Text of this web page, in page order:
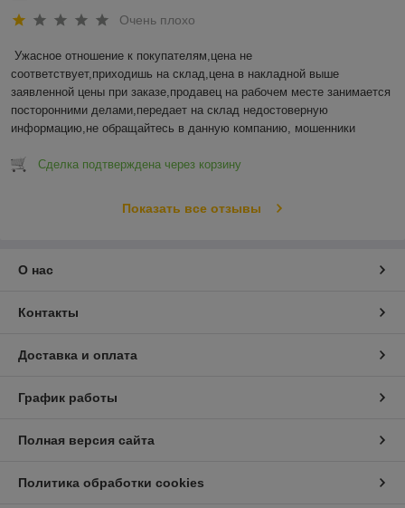
Очень плохо
Ужасное отношение к покупателям,цена не
соответствует,приходишь на склад,цена в накладной выше
заявленной цены при заказе,продавец на рабочем месте занимается
посторонними делами,передает на склад недостоверную
информацию,не обращайтесь в данную компанию, мошенники
Сделка подтверждена через корзину
Показать все отзывы
О нас
Контакты
Доставка и оплата
График работы
Полная версия сайта
Политика обработки cookies